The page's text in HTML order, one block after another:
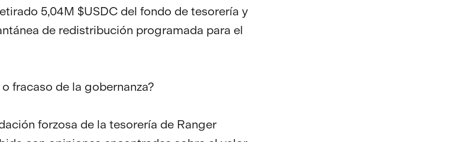
5,04M $USDC del fondo de tesorería y
de redistribución programada para el
fracaso de la gobernanza?
forzosa de la tesorería de Ranger